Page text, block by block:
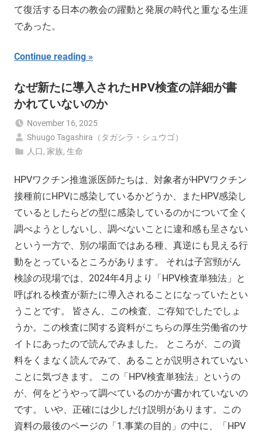
て復活する日本の教会の躍動と発展の時代と重なる生涯
であった。
Continue reading
なぜ新たに導入されたHPV検査の詳細が書
かれていないのか
November 16, 2025
Shuugo Tagashira（タガシラ・シュウゴ）
人口,家族,生命
HPVワクチン推進派医師たちは、対象者がHPVワクチン
接種前にHPVに感染しているかどうか、またHPV感染し
ているとしたらどの型に感染しているのかについて全く
調べようとしないし、調べないことに違和感も呈さない
という一方で、別の場面ではある種、真逆にも見える行
動をとっているところがあります。 それは子宮頸がん
検診の現場では、2024年4月より「HPV検査単独法」と
呼ばれる検査が新たに導入されることになっていたとい
うことです。 皆さん、この検査、ご存知でしたでしょ
うか。この検査に関する資料がこちらの厚生労働省のサ
イトにあったので読んでみました。 ところが、この資
料をくまなく読んでみて、あることが説明されていない
ことに気づきます。 この「HPV検査単独法」というの
が、何をどうやって調べているのかが書かれていないの
です。 いや、正確には少しだけ説明があります。この
資料の最後のページの「1.事業の目的」の中に、「HPV